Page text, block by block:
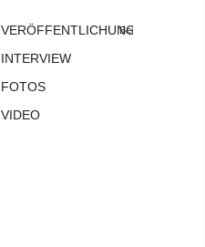
VERÖFFENTLICHUNGEN
INTERVIEW
FOTOS
VIDEO
Bei